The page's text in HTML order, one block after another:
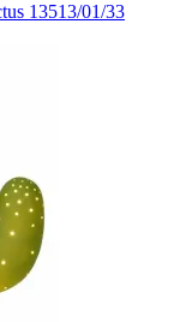
13513/01/33